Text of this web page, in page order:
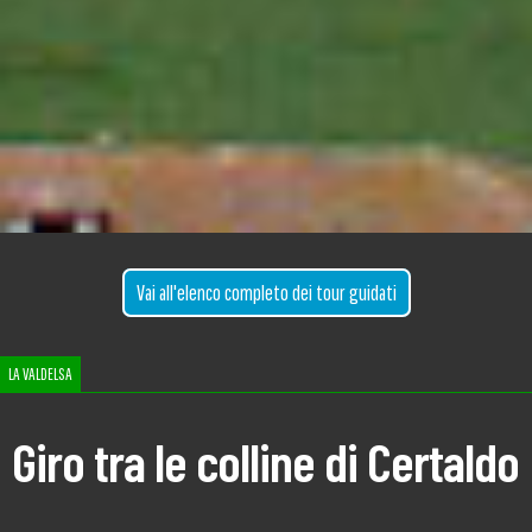
Vai all'elenco completo dei tour guidati
LA VALDELSA
Giro tra le colline di Certaldo